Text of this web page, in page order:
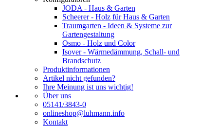
JODA - Haus & Garten
Scheerer - Holz für Haus & Garten
Traumgarten - Ideen & Systeme zur
Gartengestaltung
Osmo - Holz und Color
Isover - Wärmedämmung, Schall- und
Brandschutz
Produktinformationen
Artikel nicht gefunden?
Ihre Meinung ist uns wichtig!
Über uns
05141/3843-0
onlineshop@luhmann.info
Kontakt